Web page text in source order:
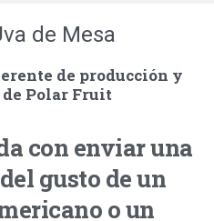
de Mesa
de producción y
Polar Fruit
con enviar una
gusto de un
o un